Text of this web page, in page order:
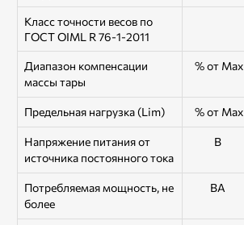
Класс точности весов по
ГОСТ OIML R 76-1-2011
Диапазон компенсации
массы тары
% от Мах
Предельная нагрузка (Lim) % от Мах
Напряжение питания от
источника постоянного тока
В
Потребляемая мощность, не
более
ВА